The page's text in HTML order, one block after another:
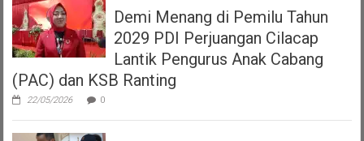
Demi Menang di Pemilu Tahun
2029 PDI Perjuangan Cilacap
Lantik Pengurus Anak Cabang
(PAC) dan KSB Ranting
22/05/2026 0